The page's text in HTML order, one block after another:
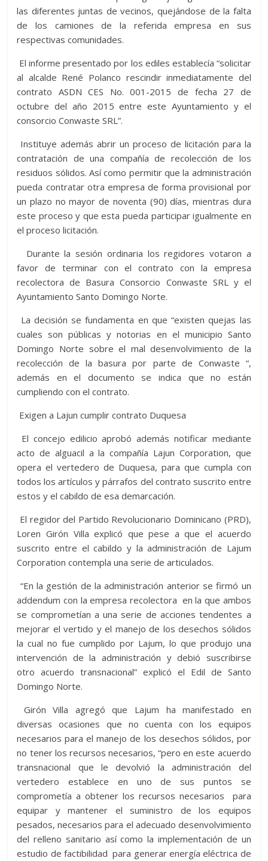
las diferentes juntas de vecinos, quejándose de la falta
de los camiones de la referida empresa en sus
respectivas comunidades.
El informe presentado por los ediles establecía “solicitar
al alcalde René Polanco rescindir inmediatamente del
contrato ASDN CES No. 001-2015 de fecha 27 de
octubre del año 2015 entre este Ayuntamiento y el
consorcio Conwaste SRL”.
Instituye además abrir un proceso de licitación para la
contratación de una compañía de recolección de los
residuos sólidos. Así como permitir que la administración
pueda contratar otra empresa de forma provisional por
un plazo no mayor de noventa (90) días, mientras dura
este proceso y que esta pueda participar igualmente en
el proceso licitación.
Durante la sesión ordinaria los regidores votaron a
favor de terminar con el contrato con la empresa
recolectora de Basura Consorcio Conwaste SRL y el
Ayuntamiento Santo Domingo Norte.
La decisión se fundamenta en que “existen quejas las
cuales son públicas y notorias en el municipio Santo
Domingo Norte sobre el mal desenvolvimiento de la
recolección de la basura por parte de Conwaste “,
además en el documento se indica que no están
cumpliendo con el contrato.
Exigen a Lajun cumplir contrato Duquesa
El concejo edilicio aprobó además notificar mediante
acto de alguacil a la compañía Lajun Corporation, que
opera el vertedero de Duquesa, para que cumpla con
todos los artículos y párrafos del contrato suscrito entre
estos y el cabildo de esa demarcación.
El regidor del Partido Revolucionario Dominicano (PRD),
Loren Girón Villa explicó que pese a que el acuerdo
suscrito entre el cabildo y la administración de Lajum
Corporation contempla una serie de articulados.
“En la gestión de la administración anterior se firmó un
addendum con la empresa recolectora en la que ambos
se comprometían a una serie de acciones tendentes a
mejorar el vertido y el manejo de los desechos sólidos
la cual no fue cumplido por Lajum, lo que produjo una
intervención de la administración y debió suscribirse
otro acuerdo transnacional” explicó el Edil de Santo
Domingo Norte.
Girón Villa agregó que Lajum ha manifestado en
diversas ocasiones que no cuenta con los equipos
necesarios para el manejo de los desechos sólidos, por
no tener los recursos necesarios, “pero en este acuerdo
transnacional que le devolvió la administración del
vertedero establece en uno de sus puntos se
comprometía a obtener los recursos necesarios para
equipar y mantener el suministro de los equipos
pesados, necesarios para el adecuado desenvolvimiento
del relleno sanitario así como la implementación de un
estudio de factibilidad para generar energía eléctrica de